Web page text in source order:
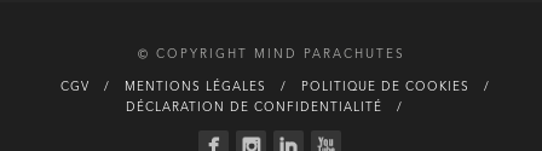
© COPYRIGHT MIND PARACHUTES
CGV MENTIONS LÉGALES
POLITIQUE DE COOKIES
DÉCLARATION DE CONFIDENTIALITÉ